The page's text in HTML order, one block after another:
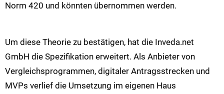
Norm 420 und könnten übernommen werden.
Um diese Theorie zu bestätigen, hat die Inveda.net
GmbH die Spezifikation erweitert. Als Anbieter von
Vergleichsprogrammen, digitaler Antragsstrecken und
MVPs verlief die Umsetzung im eigenen Haus